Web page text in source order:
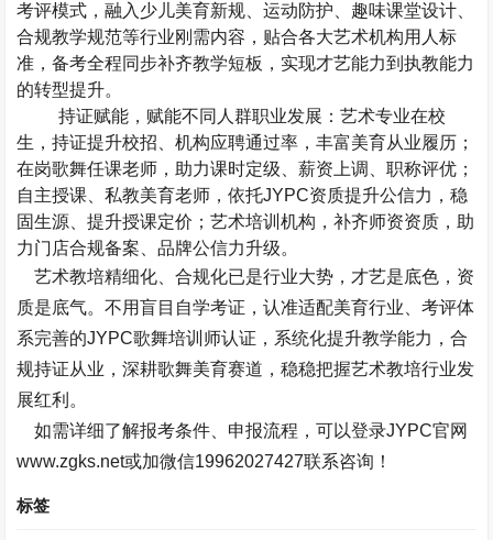
考评模式，融入少儿美育新规、运动防护、趣味课堂设计、
合规教学规范等行业刚需内容，贴合各大艺术机构用人标
准，备考全程同步补齐教学短板，实现才艺能力到执教能力
的转型提升。
持证赋能，赋能不同人群职业发展：艺术专业在校
生，持证提升校招、机构应聘通过率，丰富美育从业履历；
在岗歌舞任课老师，助力课时定级、薪资上调、职称评优；
自主授课、私教美育老师，依托JYPC资质提升公信力，稳
固生源、提升授课定价；艺术培训机构，补齐师资资质，助
力门店合规备案、品牌公信力升级。
艺术教培精细化、合规化已是行业大势，才艺是底色，资
质是底气。不用盲目自学考证，认准适配美育行业、考评体
系完善的JYPC歌舞培训师认证，系统化提升教学能力，合
规持证从业，深耕歌舞美育赛道，稳稳把握艺术教培行业发
展红利。
如需详细了解报考条件、申报流程，可以登录JYPC官网
www.zgks.net或加微信19962027427联系咨询！
标签